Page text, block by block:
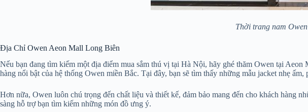
Thời trang nam
Địa Chỉ Owen Aeon Mall Long Biên
Nếu bạn đang tìm kiếm một địa điểm mua sắm thú vị tại Hà Nội, hãy ghé thăm Owen tại
hàng nổi bật của hệ thống Owen miền Bắc. Tại đây, bạn sẽ tìm thấy những mẫu jacket nhẹ
Hơn nữa, Owen luôn chú trọng đến chất liệu và thiết kế, đảm bảo mang đến cho khách hàng
sàng hỗ trợ bạn tìm kiếm những món đồ ưng ý.